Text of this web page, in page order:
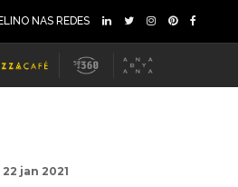
NAS REDES
22 jan 2021